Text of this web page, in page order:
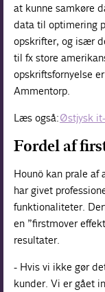
at kunne samkøre
data til optimering
opskrifter, og især
til fx store
opskriftsfornyelse
Ammentorp.
Læs også:Østjysk
Fordel af
Hounö kan prale af
har givet
funktionaliteter.
en ”firstmover
resultater.
- Hvis vi ikke gør
kunder. Vi er gået